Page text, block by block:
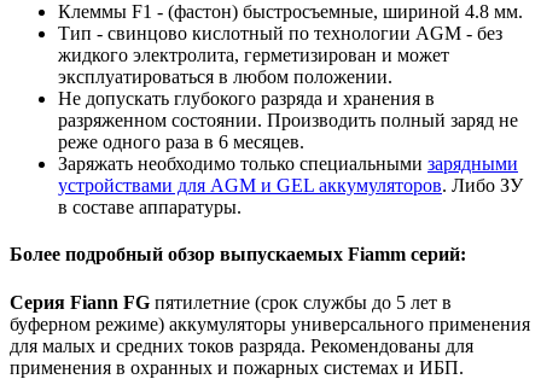
Клеммы F1 - (фастон) быстросъемные, шириной 4.8 мм.
Тип - свинцово кислотный по технологии AGM - без
жидкого электролита, герметизирован и может
эксплуатироваться в любом положении.
Не допускать глубокого разряда и хранения в
разряженном состоянии. Производить полный заряд не
реже одного раза в 6 месяцев.
Заряжать необходимо только специальными зарядными
устройствами для AGM и GEL аккумуляторов. Либо ЗУ
в составе аппаратуры.
Более подробный обзор выпускаемых Fiamm серий:
Серия Fiann FG пятилетние (срок службы до 5 лет в
буферном режиме) аккумуляторы универсального применения
для малых и средних токов разряда. Рекомендованы для
применения в охранных и пожарных системах и ИБП.